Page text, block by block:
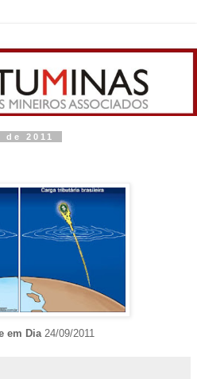
2011
em Dia 24/09/2011